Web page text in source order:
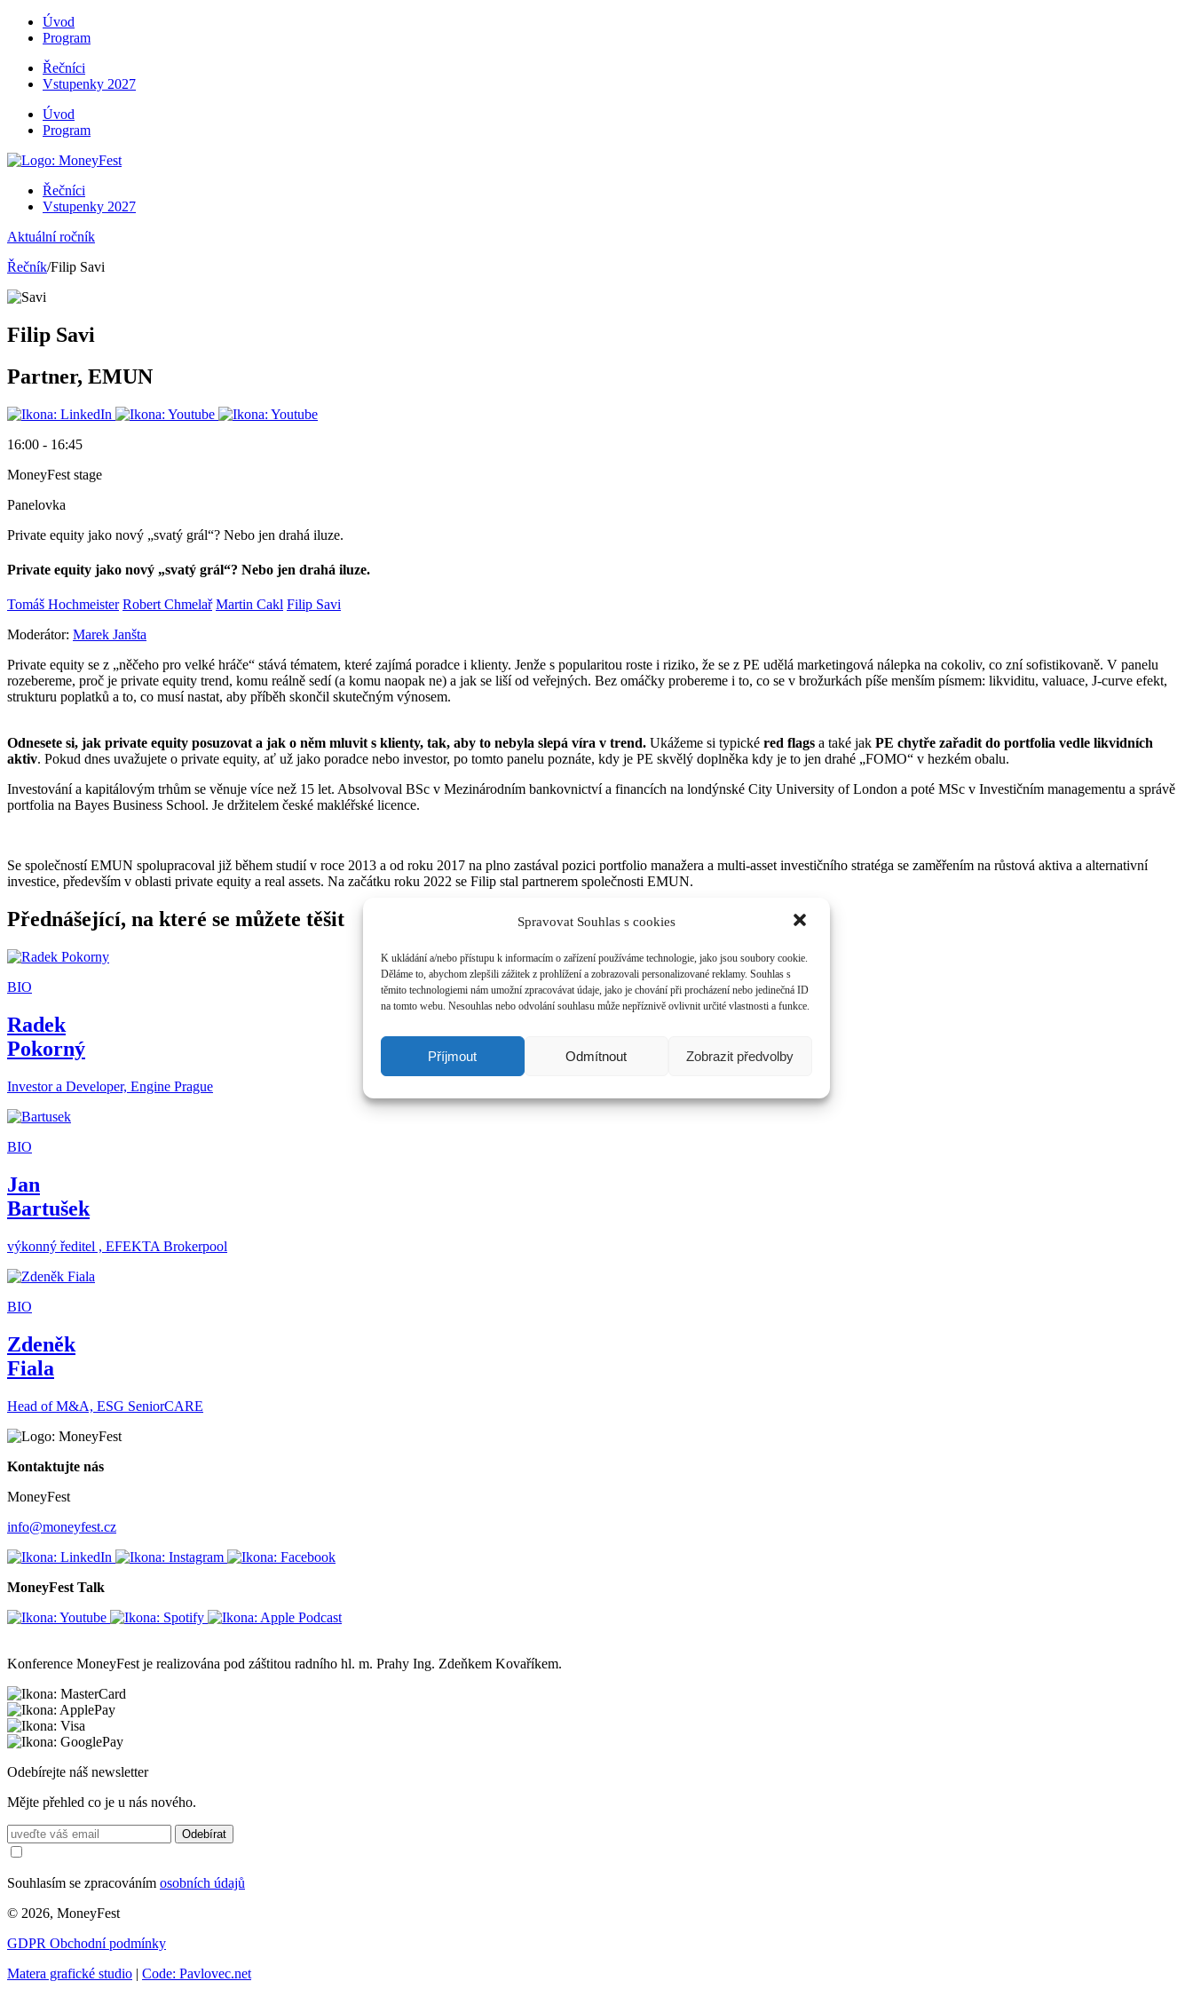
Spravovat Souhlas s cookies
K ukládání a/nebo přístupu k informacím o zařízení používáme technologie, jako jsou soubory cookie.
Děláme to, abychom zlepšili zážitek z prohlížení a zobrazovali personalizované reklamy. Souhlas s
těmito technologiemi nám umožní zpracovávat údaje, jako je chování při procházení nebo jedinečná ID
na tomto webu. Nesouhlas nebo odvolání souhlasu může nepříznivě ovlivnit určité vlastnosti a funkce.
Příjmout Odmítnout Zobrazit předvolby
Úvod
Program
Řečníci
Vstupenky 2027
Úvod
Program
Řečníci
Vstupenky 2027
Aktuální ročník
Řečník/Filip Savi
Filip Savi
Partner, EMUN
16:00 - 16:45
MoneyFest stage
Panelovka
Private equity jako nový „svatý grál“? Nebo jen drahá iluze.
Private equity jako nový „svatý grál“? Nebo jen drahá iluze.
Tomáš Hochmeister Robert Chmelař Martin Cakl Filip Savi
Moderátor: Marek Janšta
Private equity se z „něčeho pro velké hráče“ stává tématem, které zajímá poradce i klienty. Jenže s popularitou roste i riziko, že se z PE udělá marketingová nálepka na cokoliv, co zní sofistikovaně. V panelu
rozebereme, proč je private equity trend, komu reálně sedí (a komu naopak ne) a jak se liší od veřejných. Bez omáčky probereme i to, co se v brožurkách píše menším písmem: likviditu, valuace, J-curve efekt,
strukturu poplatků a to, co musí nastat, aby příběh skončil skutečným výnosem.
Odnesete si, jak private equity posuzovat a jak o něm mluvit s klienty, tak, aby to nebyla slepá víra v trend. Ukážeme si typické red flags a také jak PE chytře zařadit do portfolia vedle likvidních
aktiv. Pokud dnes uvažujete o private equity, ať už jako poradce nebo investor, po tomto panelu poznáte, kdy je PE skvělý doplněka kdy je to jen drahé „FOMO“ v hezkém obalu.
Investování a kapitálovým trhům se věnuje více než 15 let. Absolvoval BSc v Mezinárodním bankovnictví a financích na londýnské City University of London a poté MSc v Investičním managementu a správě
portfolia na Bayes Business School. Je držitelem české makléřské licence.
Se společností EMUN spolupracoval již během studií v roce 2013 a od roku 2017 na plno zastával pozici portfolio manažera a multi-asset investičního stratéga se zaměřením na růstová aktiva a alternativní
investice, především v oblasti private equity a real assets. Na začátku roku 2022 se Filip stal partnerem společnosti EMUN.
Přednášející, na které se můžete těšit
BIO
Radek
Pokorný
Investor a Developer, Engine Prague
BIO
Jan
Bartušek
výkonný ředitel , EFEKTA Brokerpool
BIO
Zdeněk
Fiala
Head of M&A, ESG SeniorCARE
Kontaktujte nás
MoneyFest
info@moneyfest.cz
MoneyFest Talk
Konference MoneyFest je realizována pod záštitou radního hl. m. Prahy Ing. Zdeňkem Kovaříkem.
Odebírejte náš newsletter
Mějte přehled co je u nás nového.
Odebírat
Souhlasím se zpracováním osobních údajů
© 2026, MoneyFest
GDPR Obchodní podmínky
Matera grafické studio | Code: Pavlovec.net